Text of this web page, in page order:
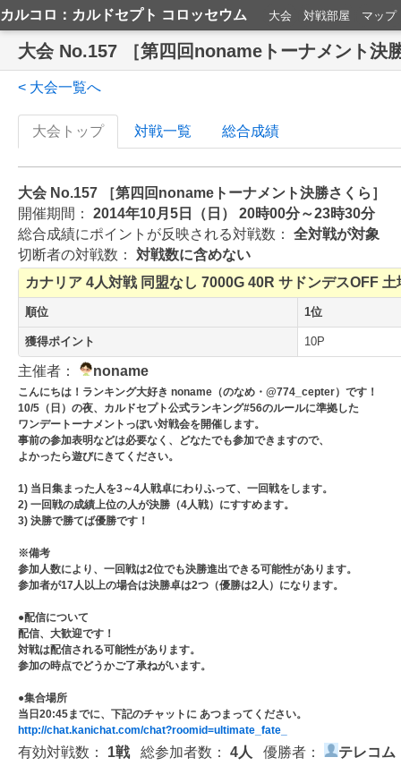
カルコロ：カルドセプト コロッセウム 大会 対戦部屋 マップ
大会 No.157 ［第四回nonameトーナメント決
< 大会一覧へ
大会トップ 対戦一覧 総合成績
大会 No.157 ［第四回nonameトーナメント決勝さくら］
開催期間： 2014年10月5日（日） 20時00分～23時30分
総合成績にポイントが反映される対戦数： 全対戦が対象
切断者の対戦数： 対戦数に含めない
カナリア 4人対戦 同盟なし 7000G 40R サドンデスOFF 土
順位 1位
獲得ポイント 10P
主催者： noname
こんにちは！ランキング大好き noname（のなめ・@774_cepter）です！
10/5（日）の夜、カルドセプト公式ランキング#56のルールに準拠した
ワンデートーナメントっぽい対戦会を開催します。
事前の参加表明などは必要なく、どなたでも参加できますので、
よかったら遊びにきてください。
1) 当日集まった人を3～4人戦卓にわりふって、一回戦をします。
2) 一回戦の成績上位の人が決勝（4人戦）にすすめます。
3) 決勝で勝てば優勝です！
※備考
参加人数により、一回戦は2位でも決勝進出できる可能性があります。
参加者が17人以上の場合は決勝卓は2つ（優勝は2人）になります。
●配信について
配信、大歓迎です！
対戦は配信される可能性があります。
参加の時点でどうかご了承ねがいます。
●集合場所
当日20:45までに、下記のチャットに あつまってください。
http://chat.kanichat.com/chat?roomid=ultimate_fate_
有効対戦数： 1戦総参加者数： 4人 優勝者： テレコム